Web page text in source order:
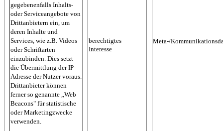
gegebenenfalls Inhalts-
oder Serviceangebote von
Drittanbietern ein, um
deren Inhalte und
Services, wie z.B. Videos
oder Schriftarten
einzubinden. Dies setzt
die Übermittlung der IP-
Adresse der Nutzer voraus.
Drittanbieter können
ferner so genannte „Web
Beacons" für statistische
oder Marketingzwecke
verwenden.
berechtigtes
Interesse
Meta-/